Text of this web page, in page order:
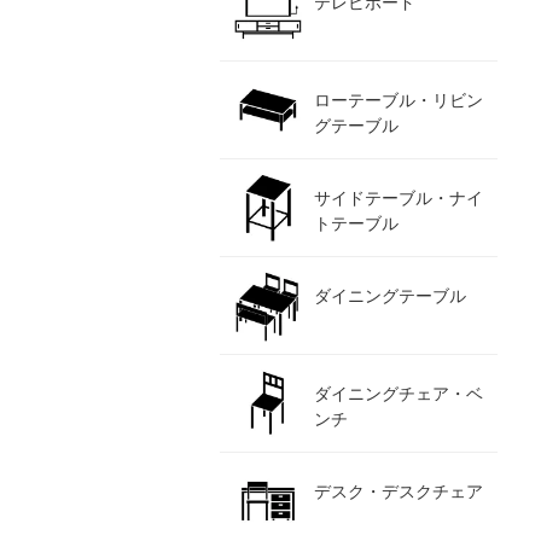
ローテーブル・リビン
グテーブル
サイドテーブル・ナイ
トテーブル
ダイニングテーブル
ダイニングチェア・ベ
ンチ
デスク・デスクチェア